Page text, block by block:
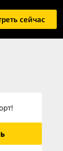
сейчас